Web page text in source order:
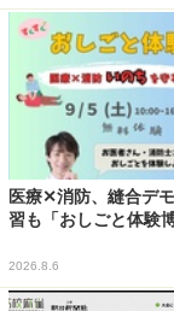
医療✕消防、縫合デ
習も「おしごと体験
2026.8.6